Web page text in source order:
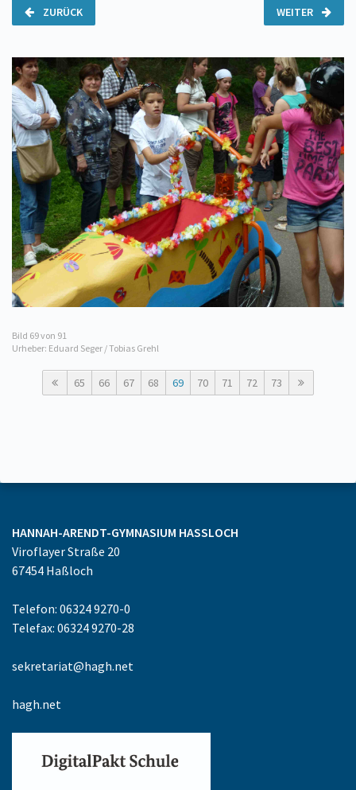
WEITER
ZURÜCK
Bild 69von 91
Urheber: Eduard Seger / Tobias Grehl
65 66 67 68 69 70 71 72 73
HANNAH-ARENDT-GYMNASIUM HASSLOCH
Viroflayer Straße 20
67454 Haßloch
Telefon: 06324 9270-0
Telefax: 06324 9270-28
sekretariat@hagh.net
hagh.net